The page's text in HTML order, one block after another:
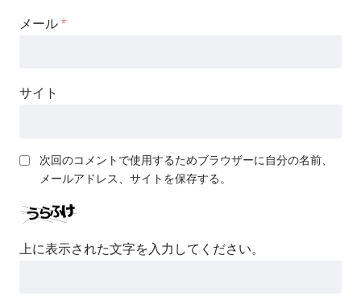
メール *
サイト
次回のコメントで使用するためブラウザーに自分の名前、
メールアドレス、サイトを保存する。
上に表示された文字を入力してください。